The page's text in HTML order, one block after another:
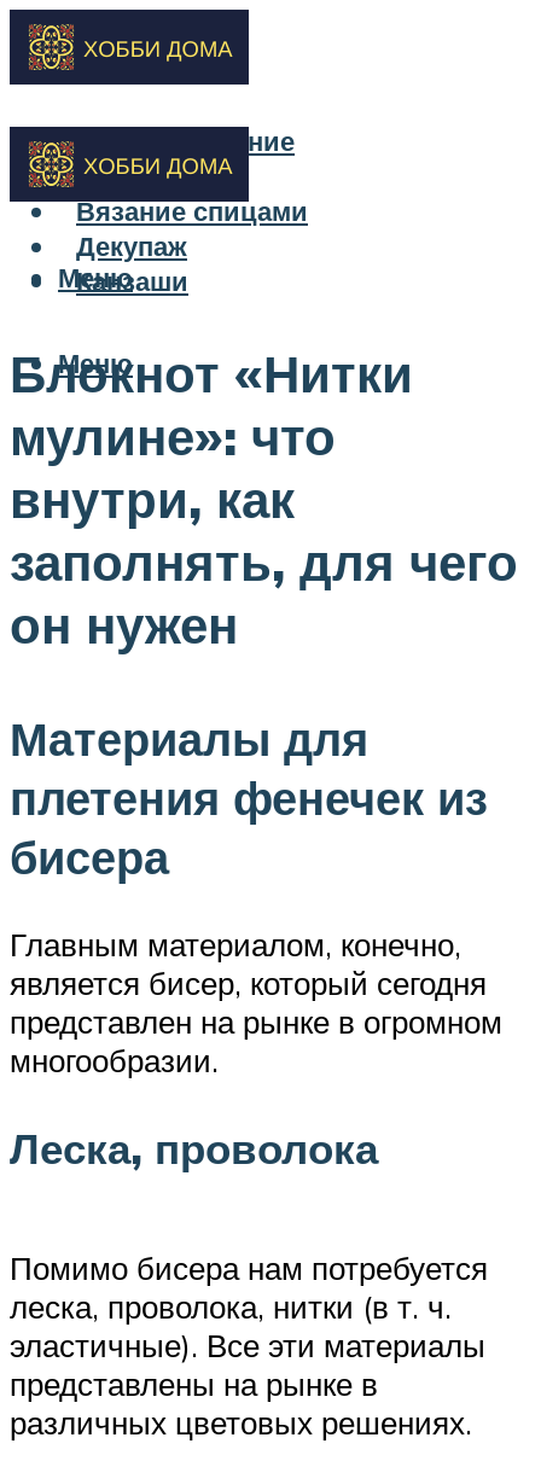
Бисероплетение
Вышивка
Вязание спицами
Декупаж
Канзаши
Меню
Меню
Блокнот «Нитки
мулине»: что
внутри, как
заполнять, для чего
он нужен
Материалы для
плетения фенечек из
бисера
Главным материалом, конечно,
является бисер, который сегодня
представлен на рынке в огромном
многообразии.
Леска, проволока
Помимо бисера нам потребуется
леска, проволока, нитки (в т. ч.
эластичные). Все эти материалы
представлены на рынке в
различных цветовых решениях.